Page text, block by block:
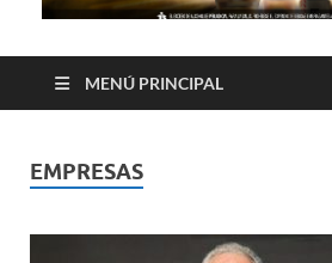
MENÚ PRINCIPAL
EMPRESAS